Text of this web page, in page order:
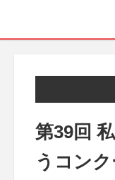
第39回
うコン